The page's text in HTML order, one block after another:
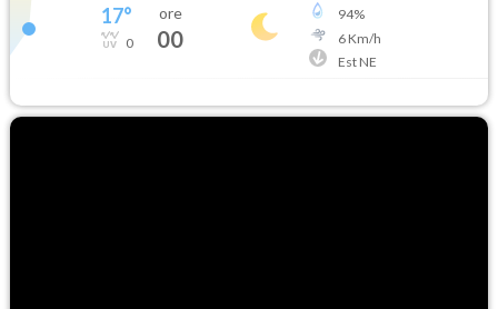
17°
0
ore
00
94%
6Km/h
Est NE